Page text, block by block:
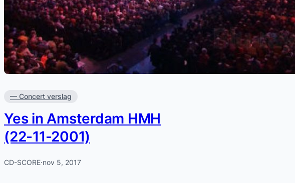
— Concert verslag
Yes in Amsterdam HMH
(22-11-2001)
CD-SCORE·nov 5, 2017